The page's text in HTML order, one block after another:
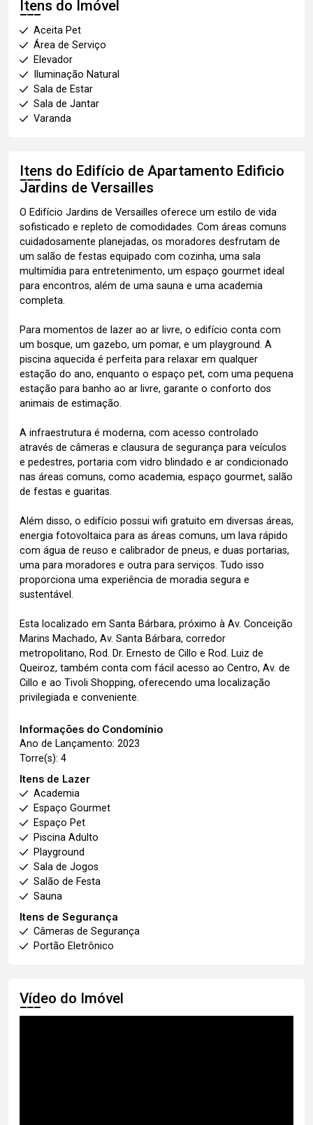
Itens do Imóvel
Aceita Pet
Área de Serviço
Elevador
Iluminação Natural
Sala de Estar
Sala de Jantar
Varanda
Itens do Edifício de Apartamento Edificio
Jardins de Versailles
O Edifício Jardins de Versailles oferece um estilo de vida
sofisticado e repleto de comodidades. Com áreas comuns
cuidadosamente planejadas, os moradores desfrutam de
um salão de festas equipado com cozinha, uma sala
multimídia para entretenimento, um espaço gourmet ideal
para encontros, além de uma sauna e uma academia
completa.
Para momentos de lazer ao ar livre, o edifício conta com
um bosque, um gazebo, um pomar, e um playground. A
piscina aquecida é perfeita para relaxar em qualquer
estação do ano, enquanto o espaço pet, com uma pequena
estação para banho ao ar livre, garante o conforto dos
animais de estimação.
A infraestrutura é moderna, com acesso controlado
através de câmeras e clausura de segurança para veículos
e pedestres, portaria com vidro blindado e ar condicionado
nas áreas comuns, como academia, espaço gourmet, salão
de festas e guaritas.
Além disso, o edifício possui wifi gratuito em diversas áreas,
energia fotovoltaica para as áreas comuns, um lava rápido
com água de reuso e calibrador de pneus, e duas portarias,
uma para moradores e outra para serviços. Tudo isso
proporciona uma experiência de moradia segura e
sustentável.
Esta localizado em Santa Bárbara, próximo à Av. Conceição
Marins Machado, Av. Santa Bárbara, corredor
metropolitano, Rod. Dr. Ernesto de Cillo e Rod. Luiz de
Queiroz, também conta com fácil acesso ao Centro, Av. de
Cillo e ao Tivoli Shopping, oferecendo uma localização
privilegiada e conveniente.
Informações do Condomínio
Ano de Lançamento: 2023
Torre(s): 4
Itens de Lazer
Academia
Espaço Gourmet
Espaço Pet
Piscina Adulto
Playground
Sala de Jogos
Salão de Festa
Sauna
Itens de Segurança
Câmeras de Segurança
Portão Eletrônico
Vídeo do Imóvel